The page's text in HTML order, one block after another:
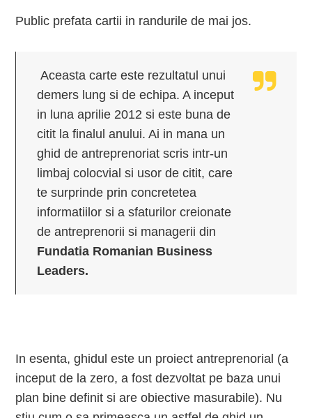
Public prefata cartii in randurile de mai jos.
Aceasta carte este rezultatul unui
demers lung si de echipa. A inceput
in luna aprilie 2012 si este buna de
citit la finalul anului. Ai in mana un
ghid de antreprenoriat scris intr-un
limbaj colocvial si usor de citit, care
te surprinde prin concretetea
informatiilor si a sfaturilor creionate
de antreprenorii si managerii din
Fundatia Romanian Business
Leaders.
In esenta, ghidul este un proiect antreprenorial (a
inceput de la zero, a fost dezvoltat pe baza unui
plan bine definit si are obiective masurabile). Nu